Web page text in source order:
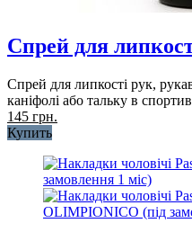
Спрей для
Спрей для липкості рук,
каніфолі або тальку в
145 грн.
Купить